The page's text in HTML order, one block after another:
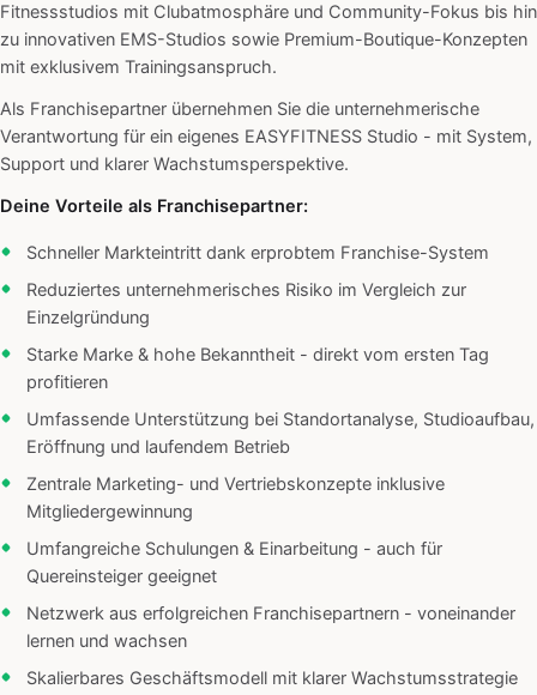
Fitnessstudios mit Clubatmosphäre und Community-Fokus bis hin
zu innovativen EMS-Studios sowie Premium-Boutique-Konzepten
mit exklusivem Trainingsanspruch.
Als Franchisepartner übernehmen Sie die unternehmerische
Verantwortung für ein eigenes EASYFITNESS Studio - mit System,
Support und klarer Wachstumsperspektive.
Deine Vorteile als Franchisepartner:
Schneller Markteintritt dank erprobtem Franchise-System
Reduziertes unternehmerisches Risiko im Vergleich zur
Einzelgründung
Starke Marke & hohe Bekanntheit - direkt vom ersten Tag
profitieren
Umfassende Unterstützung bei Standortanalyse, Studioaufbau,
Eröffnung und laufendem Betrieb
Zentrale Marketing- und Vertriebskonzepte inklusive
Mitgliedergewinnung
Umfangreiche Schulungen & Einarbeitung - auch für
Quereinsteiger geeignet
Netzwerk aus erfolgreichen Franchisepartnern - voneinander
lernen und wachsen
Skalierbares Geschäftsmodell mit klarer Wachstumsstrategie